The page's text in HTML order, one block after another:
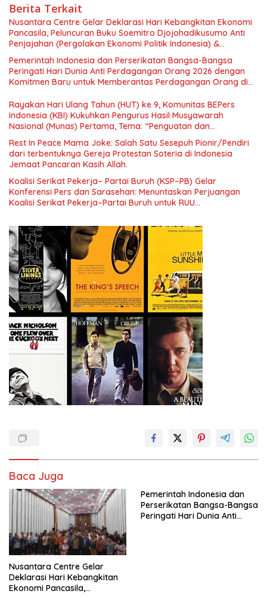
Berita Terkait
Nusantara Centre Gelar Deklarasi Hari Kebangkitan Ekonomi
Pancasila, Peluncuran Buku Soemitro Djojohadikusumo Anti
Penjajahan (Pergolakan Ekonomi Politik Indonesia) &
Simposium Nasional “Urgensi Undang-Undang Perekonomian
Nasional dan Kesejahteraan Sosial dalam Menata Bangsa
Menuju Indonesia Emas 2045”,
Pemerintah Indonesia dan Perserikatan Bangsa-Bangsa
Peringati Hari Dunia Anti Perdagangan Orang 2026 dengan
Komitmen Baru untuk Memberantas Perdagangan Orang di
Rayakan Hari Ulang Tahun (HUT) ke 9, Komunitas BEPers
Indonesia (KBI) Kukuhkan Pengurus Hasil Musyawarah
Nasional (Munas) Pertama, Tema: “Penguatan dan
Pengembangan Organisasi KBI yang Berbasis Riset di seluruh
Indonesia dan Mancanegara”.
Rest In Peace Mama Joke: Salah Satu Sesepuh Pionir/Pendiri
dari terbentuknya Gereja Protestan Soteria di Indonesia
Jemaat Pancaran Kasih Allah.
Koalisi Serikat Pekerja– Partai Buruh (KSP–PB) Gelar
Konferensi Pers dan Sarasehan: Menuntaskan Perjuangan
Koalisi Serikat Pekerja–Partai Buruh untuk RUU
Baca Juga
Nusantara Centre Gelar
Deklarasi Hari Kebangkitan
Ekonomi Pancasila,
Pemerintah Indonesia dan
Perserikatan Bangsa-Bangsa
Peringati Hari Dunia Anti